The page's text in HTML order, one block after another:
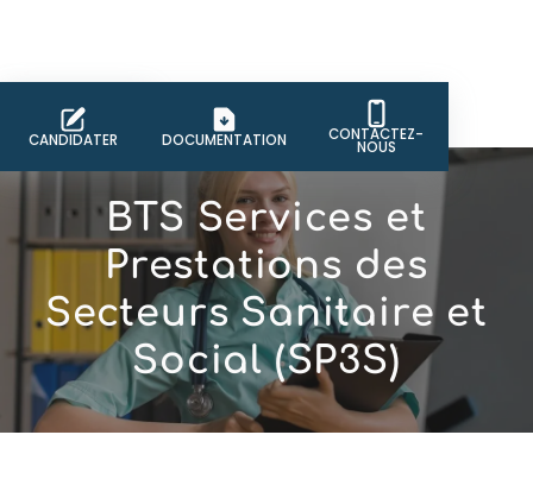
CANDIDATER DOCUMENTATION CONTACTEZ-
NOUS
BTS Services et
Prestations des
Secteurs Sanitaire et
Social (SP3S)